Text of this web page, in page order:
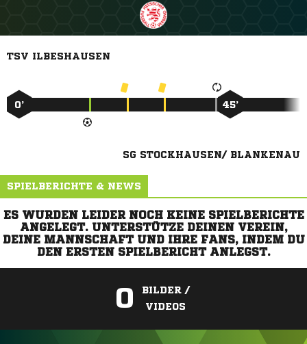
TSV ILBESHAUSEN
0’ 45’
SG STOCKHAUSEN/ BLANKENAU
SPIELBERICHTE & NEWS
ES WURDEN LEIDER NOCH KEINE SPIELBERICHTE
ANGELEGT. UNTERSTÜTZE DEINEN VEREIN,
DEINE MANNSCHAFT UND IHRE FANS, INDEM DU
DEN ERSTEN SPIELBERICHT ANLEGST.
0
BILDER /
VIDEOS